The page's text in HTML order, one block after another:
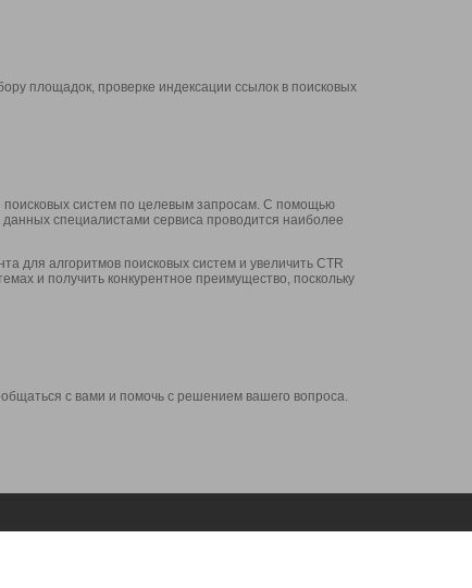
площадок, проверке индексации ссылок в поисковых
поисковых систем по целевым запросам. С помощью
специалистами сервиса проводится наиболее
для алгоритмов поисковых систем и увеличить CTR
и получить конкурентное преимущество, поскольку
с вами и помочь с решением вашего вопроса.